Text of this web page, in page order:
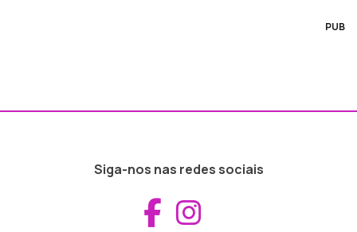
PUB
Siga-nos nas redes sociais
Aceder ao